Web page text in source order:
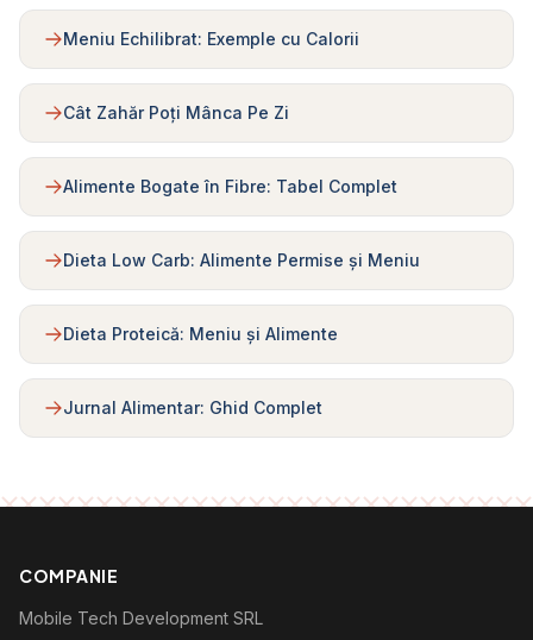
Meniu Echilibrat: Exemple cu Calorii
Cât Zahăr Poți Mânca Pe Zi
Alimente Bogate în Fibre: Tabel Complet
Dieta Low Carb: Alimente Permise și Meniu
Dieta Proteică: Meniu și Alimente
Jurnal Alimentar: Ghid Complet
COMPANIE
Mobile Tech Development SRL